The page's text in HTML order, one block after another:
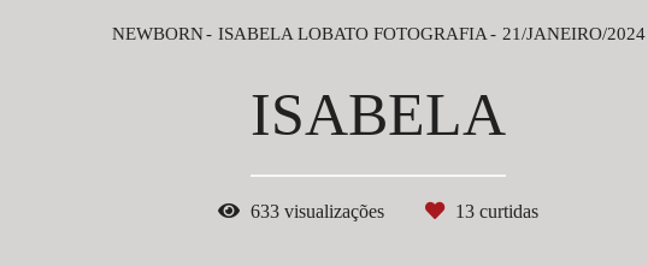
NEWBORN ISABELA LOBATO FOTOGRAFIA 21/JANEIRO/2024
ISABELA
633 visualizações 13 curtidas